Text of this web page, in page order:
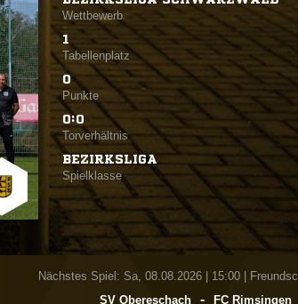
Wettbewerb
1
Tabellenplatz
0
Punkte
0:0
Torverhältnis
BEZIRKSLIGA
Spielklasse
Nächstes Spiel: Sa, 08.08.2026| 15:00 |
SV Obereschach
- FC Rimsingen